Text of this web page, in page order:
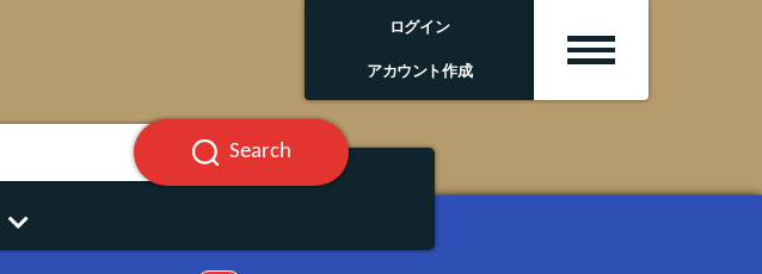
ログイン
アカウント作成
Search